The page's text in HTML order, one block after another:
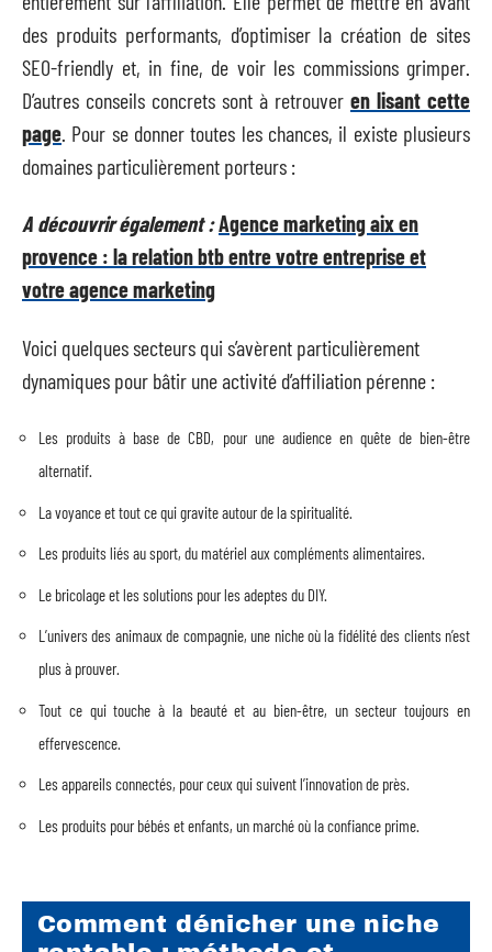
des produits performants, d’optimiser la création de sites
SEO-friendly et, in fine, de voir les commissions grimper.
D’autres conseils concrets sont à retrouver en lisant cette
page . Pour se donner toutes les chances, il existe plusieurs
domaines particulièrement porteurs :
A découvrir également :Agence marketing aix en
provence : la relation btb entre votre entreprise et
votre agence marketing
Voici quelques secteurs qui s’avèrent particulièrement
dynamiques pour bâtir une activité d’affiliation pérenne :
Les produits à base de CBD, pour une audience en quête de bien-être
alternatif.
La voyance et tout ce qui gravite autour de la spiritualité.
Les produits liés au sport, du matériel aux compléments alimentaires.
Le bricolage et les solutions pour les adeptes du DIY.
L’univers des animaux de compagnie, une niche où la fidélité des clients n’est
plus à prouver.
Tout ce qui touche à la beauté et au bien-être, un secteur toujours en
effervescence.
Les appareils connectés, pour ceux qui suivent l’innovation de près.
Les produits pour bébés et enfants, un marché où la confiance prime.
Comment dénicher une niche